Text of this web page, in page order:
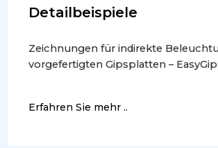
Detailbeispiele
Zeichnungen für indirekte
vorgefertigten Gipsplatten –
Erfahren Sie mehr ..